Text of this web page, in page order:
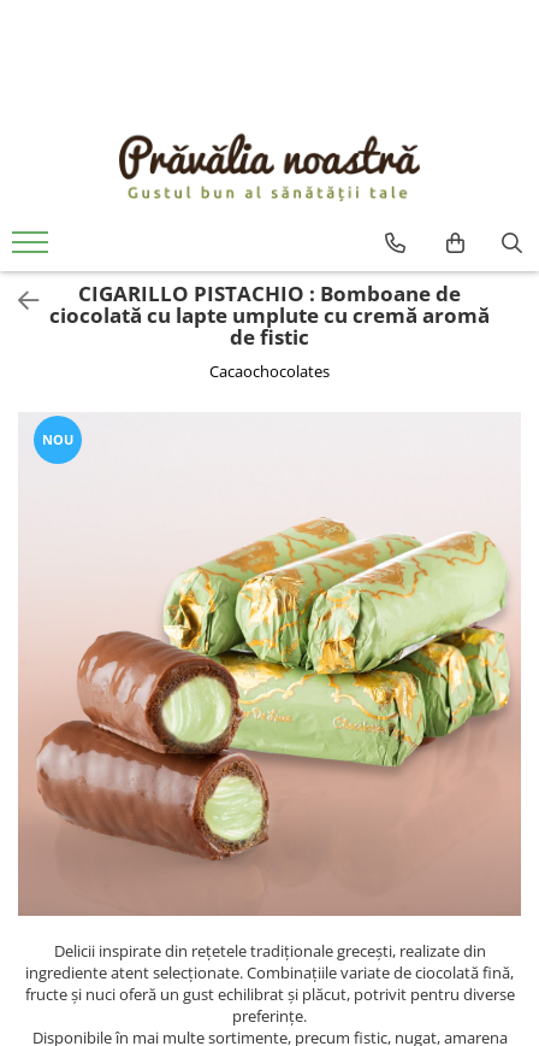
ULEIURI ȘI UNTURI
MĂSLINE
NUCI ȘI SEMINȚE
FRUCTE DESHIDRATATE
ÎNDULCITORI NATURALI / MIERE
SOSURI
FĂINĂ FĂRĂ GLUTEN
CREME ȘI PASTE TARTINABILE
CEAIURI GRECEȘTI
CIOCOLATĂ ȘI CACAO
HEALTHY SNACKS
SUPERALIMENTE
LACTATE
BACANIE
PRODUSE ECO / ORGANICE
COSMETICE
REMEDII NATURISTE
TOATE PRODUSELE
CIGARILLO PISTACHIO : Bomboane de
ciocolată cu lapte umplute cu cremă aromă
de fistic
Cacaochocolates
NOU
Delicii inspirate din rețetele tradiționale grecești, realizate din
ingrediente atent selecționate. Combinațiile variate de ciocolată fină,
fructe și nuci oferă un gust echilibrat și plăcut, potrivit pentru diverse
preferințe.
Disponibile în mai multe sortimente, precum fistic, nugat, amarena